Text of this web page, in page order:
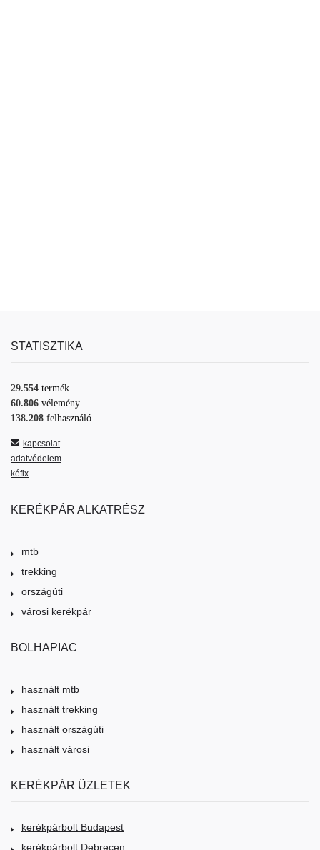
STATISZTIKA
29.554 termék
60.806 vélemény
138.208 felhasználó
kapcsolat
adatvédelem
kéfix
KERÉKPÁR ALKATRÉSZ
mtb
trekking
országúti
városi kerékpár
BOLHAPIAC
használt mtb
használt trekking
használt országúti
használt városi
KERÉKPÁR ÜZLETEK
kerékpárbolt Budapest
kerékpárbolt Debrecen